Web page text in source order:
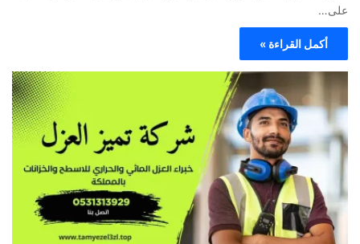
على…
أكمل القراءة »